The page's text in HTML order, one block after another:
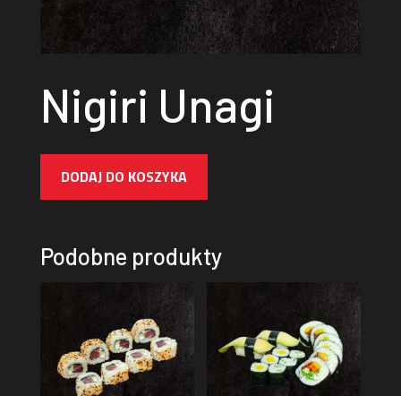
Nigiri Unagi
DODAJ DO KOSZYKA
Podobne produkty